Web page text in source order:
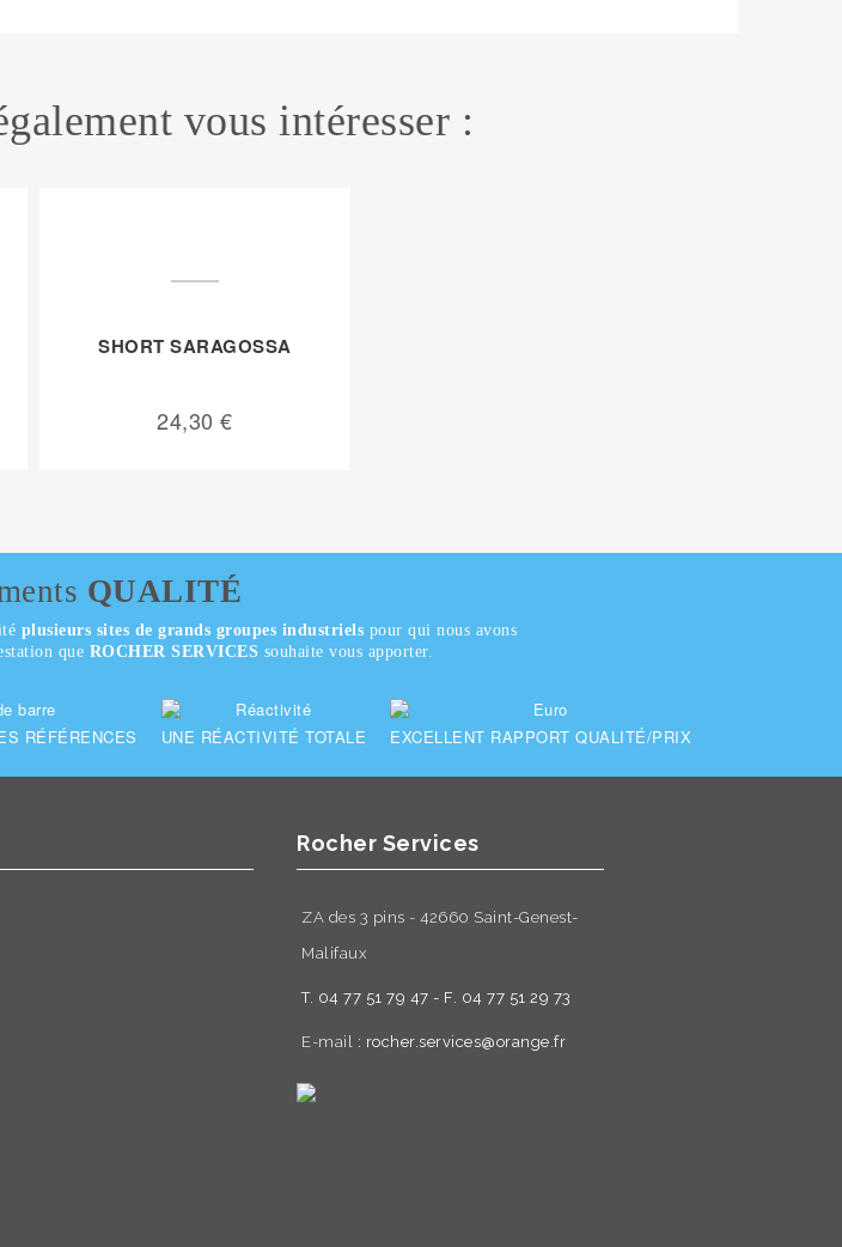
vous intéresser :
SHORT SARAGOSSA
24,30 €
QUALITÉ
plusieurs sites de grands groupes industriels pour qui nous avons
que ROCHER SERVICES souhaite vous apporter.
RÉFÉRENCES UNE RÉACTIVITÉ TOTALE EXCELLENT RAPPORT QUALITÉ/PRIX
Rocher Services
ZA des 3 pins - 42660 Saint-Genest-
Malifaux
T. 04 77 51 79 47 - F. 04 77 51 29 73
E-mail : rocher.services@orange.fr